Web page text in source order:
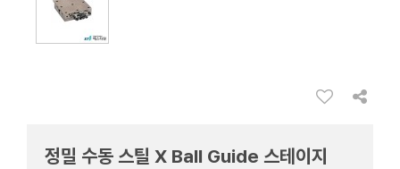
정밀 수동 스틸 X Ball Guide 스테이지